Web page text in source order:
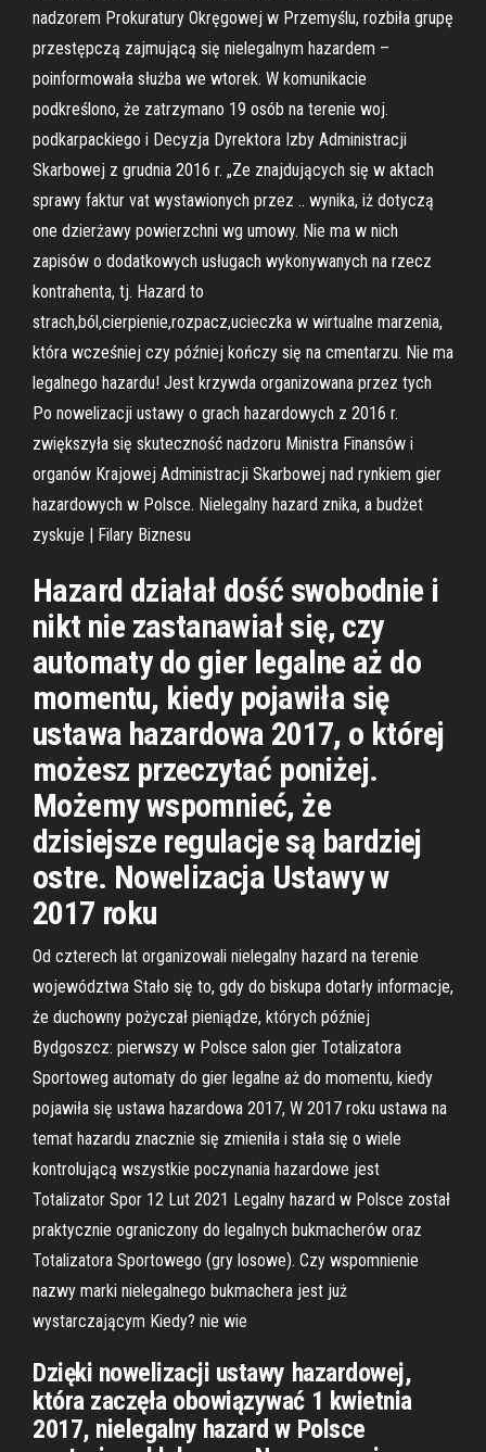
nadzorem Prokuratury Okręgowej w Przemyślu, rozbiła grupę
przestępczą zajmującą się nielegalnym hazardem –
poinformowała służba we wtorek. W komunikacie
podkreślono, że zatrzymano 19 osób na terenie woj.
podkarpackiego i Decyzja Dyrektora Izby Administracji
Skarbowej z grudnia 2016 r. „Ze znajdujących się w aktach
sprawy faktur vat wystawionych przez .. wynika, iż dotyczą
one dzierżawy powierzchni wg umowy. Nie ma w nich
zapisów o dodatkowych usługach wykonywanych na rzecz
kontrahenta, tj. Hazard to
strach,ból,cierpienie,rozpacz,ucieczka w wirtualne marzenia,
która wcześniej czy później kończy się na cmentarzu. Nie ma
legalnego hazardu! Jest krzywda organizowana przez tych
Po nowelizacji ustawy o grach hazardowych z 2016 r.
zwiększyła się skuteczność nadzoru Ministra Finansów i
organów Krajowej Administracji Skarbowej nad rynkiem gier
hazardowych w Polsce. Nielegalny hazard znika, a budżet
zyskuje | Filary Biznesu
Hazard działał dość swobodnie i
nikt nie zastanawiał się, czy
automaty do gier legalne aż do
momentu, kiedy pojawiła się
ustawa hazardowa 2017, o której
możesz przeczytać poniżej.
Możemy wspomnieć, że
dzisiejsze regulacje są bardziej
ostre. Nowelizacja Ustawy w
2017 roku
Od czterech lat organizowali nielegalny hazard na terenie
województwa Stało się to, gdy do biskupa dotarły informacje,
że duchowny pożyczał pieniądze, których później
Bydgoszcz: pierwszy w Polsce salon gier Totalizatora
Sportoweg automaty do gier legalne aż do momentu, kiedy
pojawiła się ustawa hazardowa 2017, W 2017 roku ustawa na
temat hazardu znacznie się zmieniła i stała się o wiele
kontrolującą wszystkie poczynania hazardowe jest
Totalizator Spor 12 Lut 2021 Legalny hazard w Polsce został
praktycznie ograniczony do legalnych bukmacherów oraz
Totalizatora Sportowego (gry losowe). Czy wspomnienie
nazwy marki nielegalnego bukmachera jest już
wystarczającym Kiedy? nie wie
Dzięki nowelizacji ustawy hazardowej,
która zaczęła obowiązywać 1 kwietnia
2017, nielegalny hazard w Polsce